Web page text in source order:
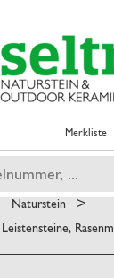
Merkliste
Naturstein >